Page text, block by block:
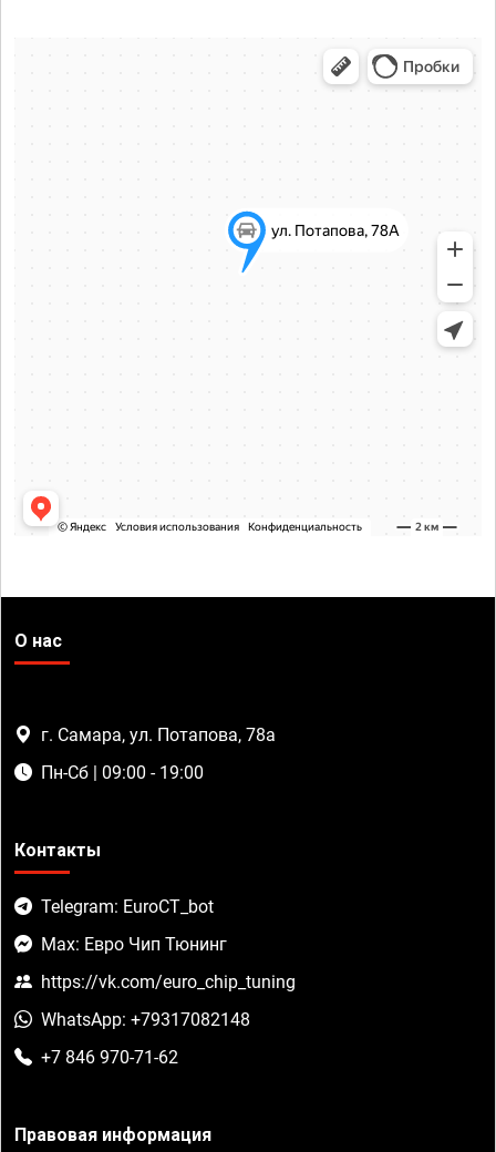
О нас
г. Самара, ул. Потапова, 78а
Пн-Сб | 09:00 - 19:00
Контакты
Telegram: EuroCT_bot
Max: Евро Чип Тюнинг
https://vk.com/euro_chip_tuning
WhatsApp: +79317082148
+7 846 970-71-62
Правовая информация